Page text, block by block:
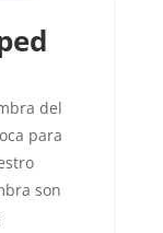
del
para
son